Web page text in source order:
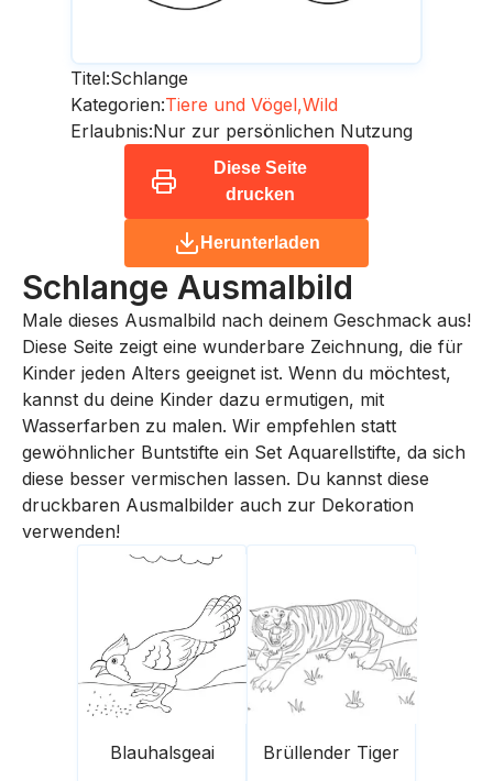
Titel:Schlange
Kategorien:Tiere und Vögel,Wild
Erlaubnis:Nur zur persönlichen Nutzung
Diese Seite
drucken
Herunterladen
Schlange Ausmalbild
Male dieses Ausmalbild nach deinem Geschmack aus!
Diese Seite zeigt eine wunderbare Zeichnung, die für
Kinder jeden Alters geeignet ist. Wenn du möchtest,
kannst du deine Kinder dazu ermutigen, mit
Wasserfarben zu malen. Wir empfehlen statt
gewöhnlicher Buntstifte ein Set Aquarellstifte, da sich
diese besser vermischen lassen. Du kannst diese
druckbaren Ausmalbilder auch zur Dekoration
verwenden!
Blauhalsgeai Brüllender Tiger